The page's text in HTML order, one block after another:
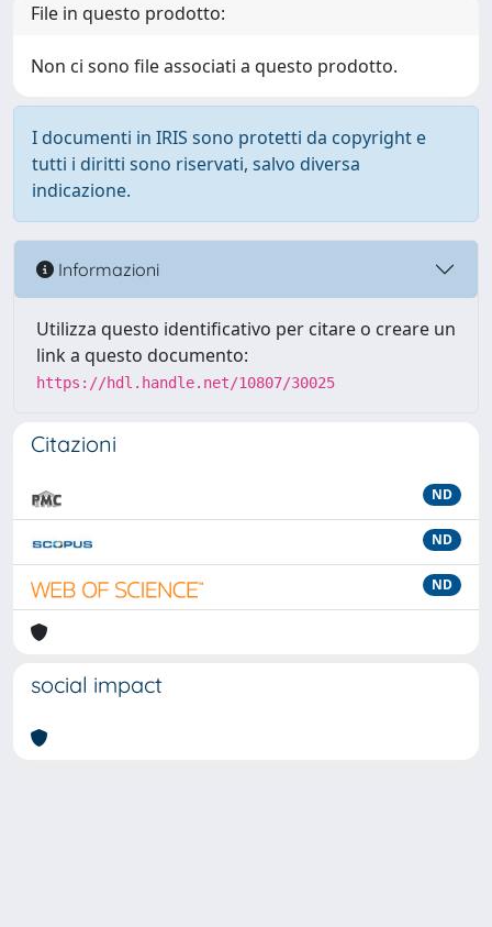
File in questo prodotto:
Non ci sono file associati a questo prodotto.
I documenti in IRIS sono protetti da copyright e
tutti i diritti sono riservati, salvo diversa
indicazione.
Informazioni
Utilizza questo identificativo per citare o creare un
link a questo documento:
https://hdl.handle.net/10807/30025
Citazioni
ND
ND
ND
social impact